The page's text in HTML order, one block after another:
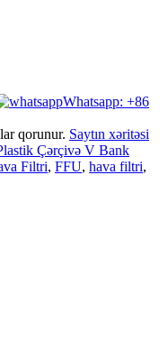
Whatsapp: +86
qorunur. Saytın xəritəsi
Çərçivə V Bank
Filtri, FFU, hava filtri,